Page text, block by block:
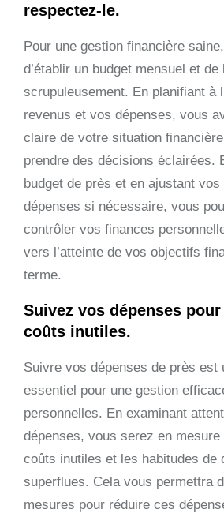
respectez-le.
Pour une gestion financière
d’établir un budget mensuel et
scrupuleusement. En planifiant à
revenus et vos dépenses, vous
claire de votre situation
prendre des décisions éclairées.
budget de près et en ajustant vos
dépenses si nécessaire, vous
contrôler vos finances
vers l’atteinte de vos objectifs
terme.
Suivez vos dépenses
coûts inutiles.
Suivre vos dépenses de près est
essentiel pour une gestion
personnelles. En examinant
dépenses, vous serez en mesure
coûts inutiles et les habitudes de
superflues. Cela vous permettra
mesures pour réduire ces